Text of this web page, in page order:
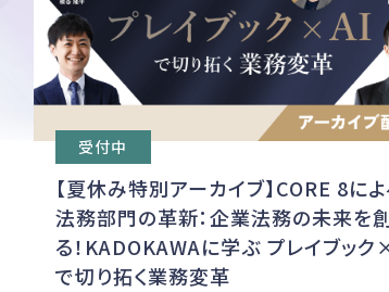
受付中
【夏休み特別アーカイブ】CORE 8によ
法務部門の革新：企業法務の未来を
る！KADOKAWAに学ぶ プレイブッ
で切り拓く業務変革